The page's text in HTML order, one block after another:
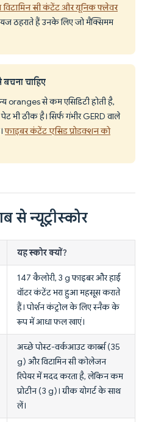
विटामिन सी कंटेंट और यूनिक फ्लेवर
ठहराते हैं उनके लिए जो मैक्सिमम
चाहिए
oranges से कम एसिडिटी होती है,
भी ठीक है। सिर्फ गंभीर GERD वाले
फाइबर कंटेंट एसिड प्रोडक्शन को
से न्यूट्रीस्कोर
यह स्कोर क्यों?
147 कैलोरी, 3 g फाइबर और हाई
वॉटर कंटेंट भरा हुआ महसूस कराते
हैं। पोर्शन कंट्रोल के लिए स्नैक के
रूप में आधा फल खाएं।
अच्छे पोस्ट-वर्कआउट कार्ब्स (35
g) और विटामिन सी कोलेजन
रिपेयर में मदद करता है, लेकिन कम
प्रोटीन (3 g)। ग्रीक योगर्ट के साथ
लें।